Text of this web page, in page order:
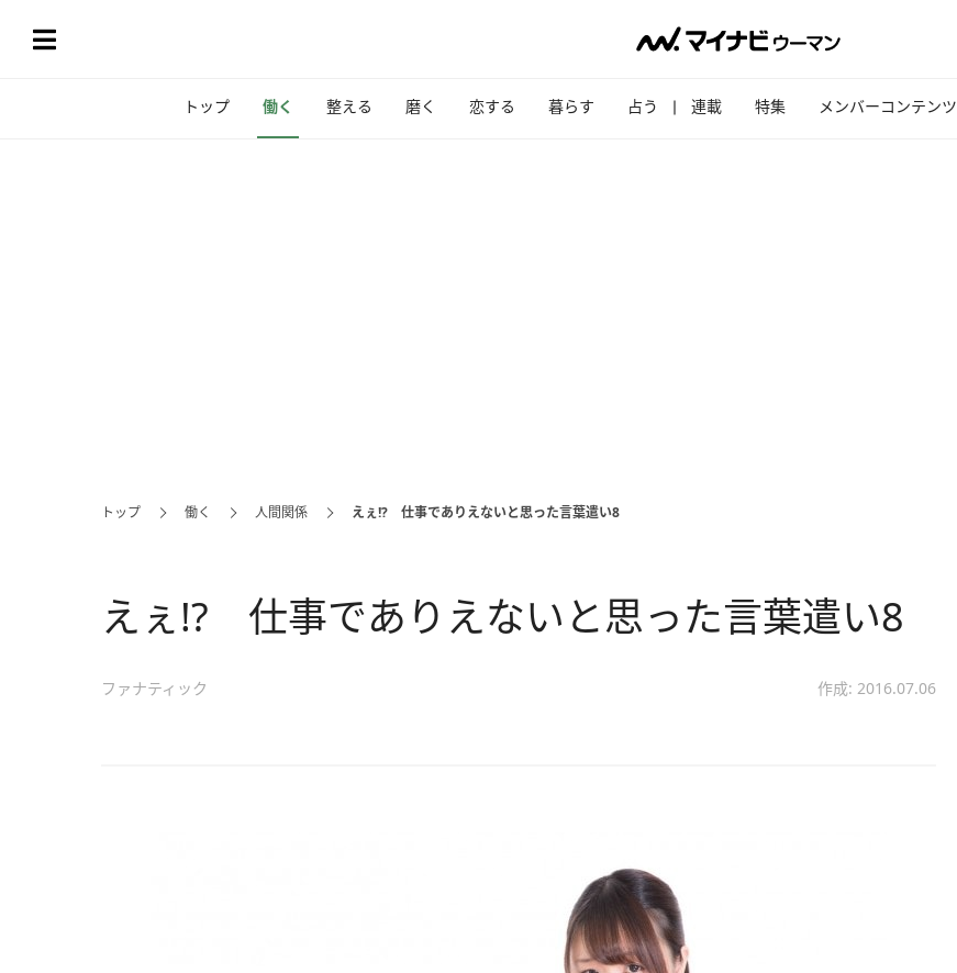
トップ 働く 整える 磨く 恋する 暮らす 占う 連載 特集 メンバーコンテンツ
トップ 働く 人間関係 えぇ!? 仕事でありえないと思った言葉遣い8
えぇ!? 仕事でありえないと思った言葉遣い8
ファナティック 作成: 2016.07.06